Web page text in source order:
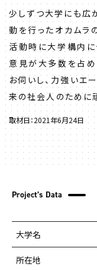
少しずつ大学にも広
動を行ったオカムラ
活動時に大学構内に
意見が大多数を占
お伺いし、力強いエ
来の社会人のために
取材日：2021年6月24日
Project’s Data
大学名
所在地